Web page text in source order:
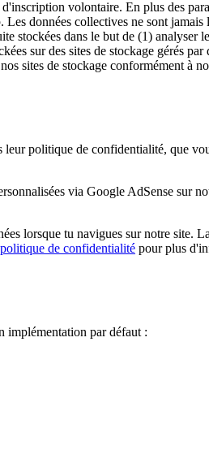
volontaire. En plus des
données collectives ne sont
stockées dans le but de (1) analyser
sur des sites de stockage gérés
sites de stockage conformément à
politique de confidentialité, que
via Google AdSense sur
lorsque tu navigues sur notre site.
politique de confidentialité pour plus
implémentation par défaut :